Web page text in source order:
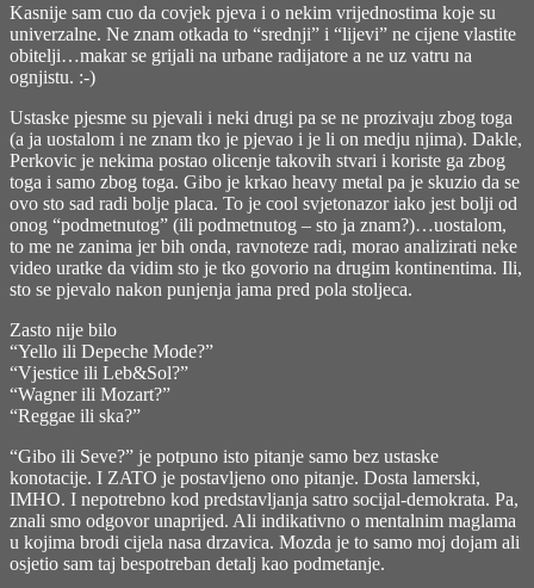
Kasnije sam cuo da covjek pjeva i o nekim vrijednostima koje su
univerzalne. Ne znam otkada to “srednji” i “lijevi” ne cijene vlastite
obitelji…makar se grijali na urbane radijatore a ne uz vatru na
ognjistu. :-)
Ustaske pjesme su pjevali i neki drugi pa se ne prozivaju zbog toga
(a ja uostalom i ne znam tko je pjevao i je li on medju njima). Dakle,
Perkovic je nekima postao olicenje takovih stvari i koriste ga zbog
toga i samo zbog toga. Gibo je krkao heavy metal pa je skuzio da se
ovo sto sad radi bolje placa. To je cool svjetonazor iako jest bolji od
onog “podmetnutog” (ili podmetnutog – sto ja znam?)…uostalom,
to me ne zanima jer bih onda, ravnoteze radi, morao analizirati neke
video uratke da vidim sto je tko govorio na drugim kontinentima. Ili,
sto se pjevalo nakon punjenja jama pred pola stoljeca.
Zasto nije bilo
“Yello ili Depeche Mode?”
“Vjestice ili Leb&Sol?”
“Wagner ili Mozart?”
“Reggae ili ska?”
“Gibo ili Seve?” je potpuno isto pitanje samo bez ustaske
konotacije. I ZATO je postavljeno ono pitanje. Dosta lamerski,
IMHO. I nepotrebno kod predstavljanja satro socijal-demokrata. Pa,
znali smo odgovor unaprijed. Ali indikativno o mentalnim maglama
u kojima brodi cijela nasa drzavica. Mozda je to samo moj dojam ali
osjetio sam taj bespotreban detalj kao podmetanje.